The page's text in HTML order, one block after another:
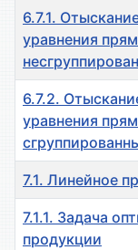
6.7.1.
уравнения
6.7.2.
уравнения
7.1. Линейное
7.1.1. Задача
продукции